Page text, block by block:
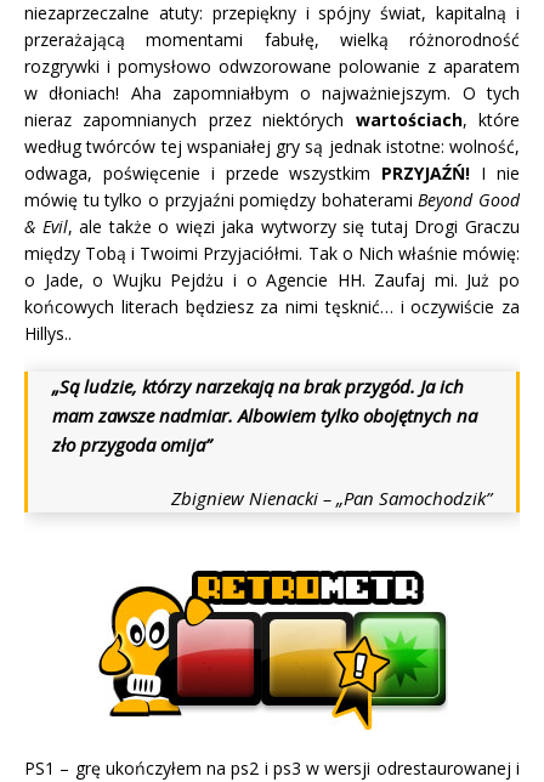
niezaprzeczalne atuty: przepiękny i spójny świat, kapitalną i
przerażającą momentami fabułę, wielką różnorodność
rozgrywki i pomysłowo odwzorowane polowanie z aparatem
w dłoniach! Aha zapomniałbym o najważniejszym. O tych
nieraz zapomnianych przez niektórych wartościach, które
według twórców tej wspaniałej gry są jednak istotne: wolność,
odwaga, poświęcenie i przede wszystkim PRZYJAŹŃ! I nie
mówię tu tylko o przyjaźni pomiędzy bohateramiBeyond Good
& Evil, ale także o więzi jaka wytworzy się tutaj Drogi Graczu
między Tobą i Twoimi Przyjaciółmi. Tak o Nich właśnie mówię:
o Jade, o Wujku Pejdżu i o Agencie HH. Zaufaj mi. Już po
końcowych literach będziesz za nimi tęsknić… i oczywiście za
Hillys..
„Są ludzie, którzy narzekają na brak przygód. Ja ich
mam zawsze nadmiar. Albowiem tylko obojętnych na
zło przygoda omija”
Zbigniew Nienacki – „Pan Samochodzik”
PS1 – grę ukończyłem na ps2 i ps3 w wersji odrestaurowanej i